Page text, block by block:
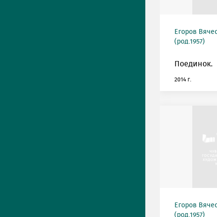
Егоров
(род.1957)
Поединок.
2014 г.
Егоров
(род.1957)